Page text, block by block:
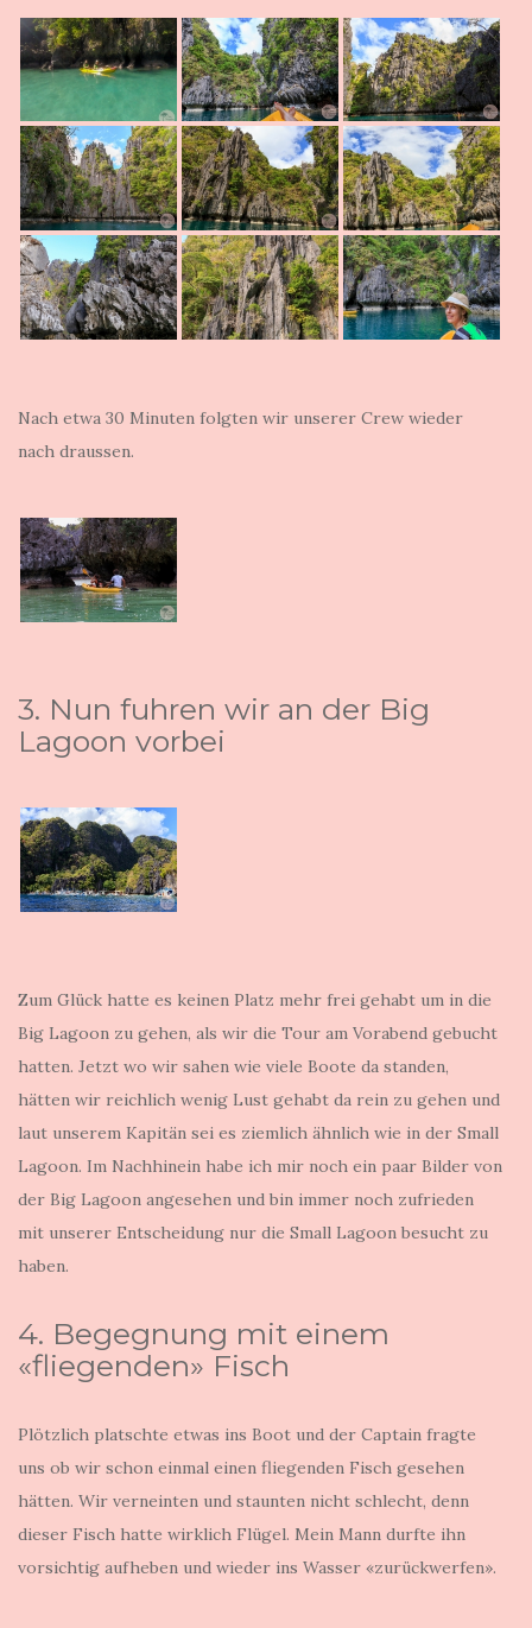
Nach etwa 30 Minuten folgten wir unserer Crew wieder
nach draussen.
3. Nun fuhren wir an der Big
Lagoon vorbei
Zum Glück hatte es keinen Platz mehr frei gehabt um in die
Big Lagoon zu gehen, als wir die Tour am Vorabend gebucht
hatten. Jetzt wo wir sahen wie viele Boote da standen,
hätten wir reichlich wenig Lust gehabt da rein zu gehen und
laut unserem Kapitän sei es ziemlich ähnlich wie in der Small
Lagoon. Im Nachhinein habe ich mir noch ein paar Bilder von
der Big Lagoon angesehen und bin immer noch zufrieden
mit unserer Entscheidung nur die Small Lagoon besucht zu
haben.
4. Begegnung mit einem
«fliegenden» Fisch
Plötzlich platschte etwas ins Boot und der Captain fragte
uns ob wir schon einmal einen fliegenden Fisch gesehen
hätten. Wir verneinten und staunten nicht schlecht, denn
dieser Fisch hatte wirklich Flügel. Mein Mann durfte ihn
vorsichtig aufheben und wieder ins Wasser «zurückwerfen».